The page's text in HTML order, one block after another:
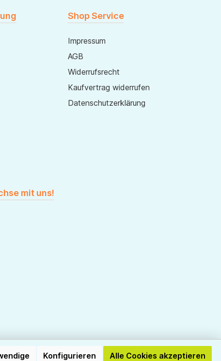
Shop Service
Impressum
AGB
Widerrufsrecht
Kaufvertrag widerrufen
Datenschutzerklärung
mit uns!
Konfigurieren Alle Cookies akzeptieren